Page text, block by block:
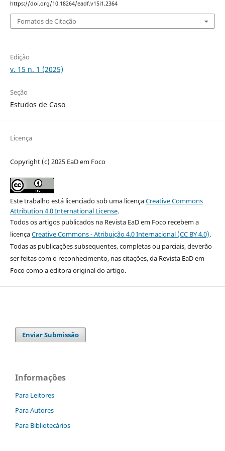
https://doi.org/10.18264/eadf.v15i1.2364
Fomatos de Citação
Edição
v. 15 n. 1 (2025)
Seção
Estudos de Caso
Licença
Copyright (c) 2025 EaD em Foco
Este trabalho está licenciado sob uma licençaCreative Commons
Attribution 4.0 International License.
Todos os artigos publicados na Revista EaD em Foco recebem a
licençaCreative Commons - Atribuição 4.0 Internacional (CC BY 4.0).
Todas as publicações subsequentes, completas ou parciais, deverão
ser feitas com o reconhecimento, nas citações, da Revista EaD em
Foco como a editora original do artigo.
Enviar Submissão
Informações
Para Leitores
Para Autores
Para Bibliotecários